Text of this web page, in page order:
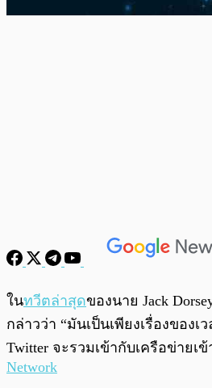
พร้อมเล่น
ในทวีตล่าสุดของนาย Jack
กล่าวว่า “มันเป็นเพียงเรื่องของเ
Twitter จะรวมเข้ากับเครือข่ายเ
Network